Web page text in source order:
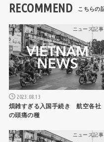
RECOMMEND
ニュース記事
2023.08.13
煩雑すぎる入国手続き 航空各社
の頭痛の種
ニュース記事